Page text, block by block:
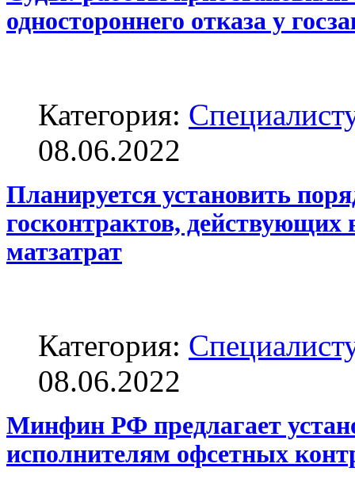
одностороннего отказа у
Категория:
08.06.2022
Планируется установить
госконтрактов, действующих
матзатрат
Категория:
08.06.2022
Минфин РФ предлагает
исполнителям офсетных